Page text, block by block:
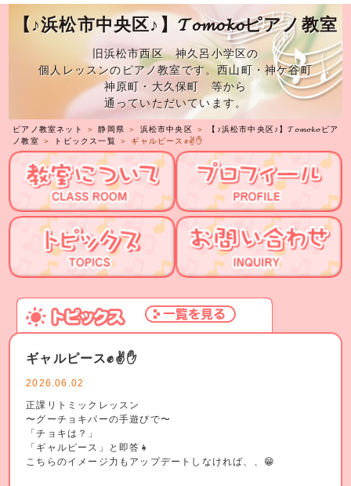
【♪浜松市中央区♪】𝓣𝓸𝓶𝓸𝓴𝓸ピアノ教室
旧浜松市西区 神久呂小学区の
個人レッスンのピアノ教室です。西山町・神ケ谷町
神原町・大久保町 等から
通っていただいています。
ピアノ教室ネット ＞静岡県 ＞ 浜松市中央区 ＞
【♪浜松市中央区♪】𝓣𝓸𝓶𝓸𝓴𝓸ピア
ノ教室 ＞ トピックス一覧 ＞ ギャルピース✊️✌️✋️
ギャルピース✊️✌️✋️
2026.06.02
正課リトミックレッスン
〜グーチョキパーの手遊びで〜
「チョキは？」
「ギャルピース」と即答👧
こちらのイメージ力もアップデートしなければ、、😁